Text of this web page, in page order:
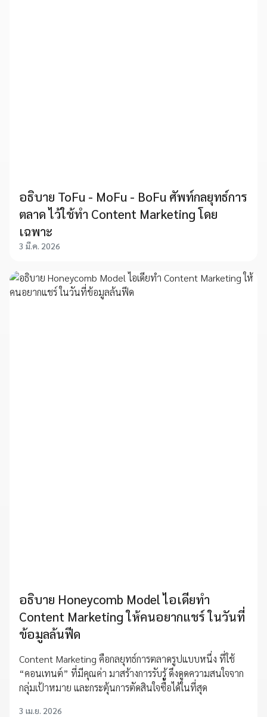
อธิบาย ToFu - MoFu - BoFu ศัพท์กลยุทธ์การ
ตลาด ไว้ใช้ทำ Content Marketing โดย
เฉพาะ
3 มี.ค. 2026
อธิบาย Honeycomb Model ไอเดียทำ
Content Marketing ให้คนอยากแชร์ ในวันที่
ข้อมูลล้นฟีด
Content Marketing คือกลยุทธ์การตลาดรูปแบบหนึ่ง ที่ใช้
“คอนเทนต์” ที่มีคุณค่า มาสร้างการรับรู้ ดึงดูดความสนใจจาก
กลุ่มเป้าหมาย และกระตุ้นการตัดสินใจซื้อได้ในที่สุด
3 เม.ย. 2026